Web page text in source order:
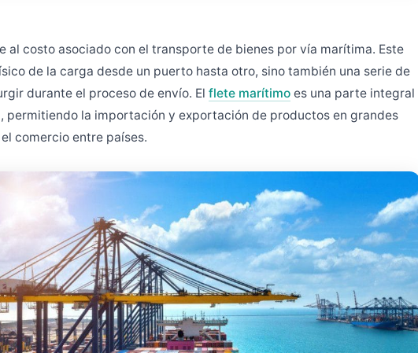
al costo asociado con el transporte de bienes por vía marítima. Este
de la carga desde un puerto hasta otro, sino también una serie de
durante el proceso de envío. El flete marítimo es una parte integral
permitiendo la importación y exportación de productos en grandes
comercio entre países.